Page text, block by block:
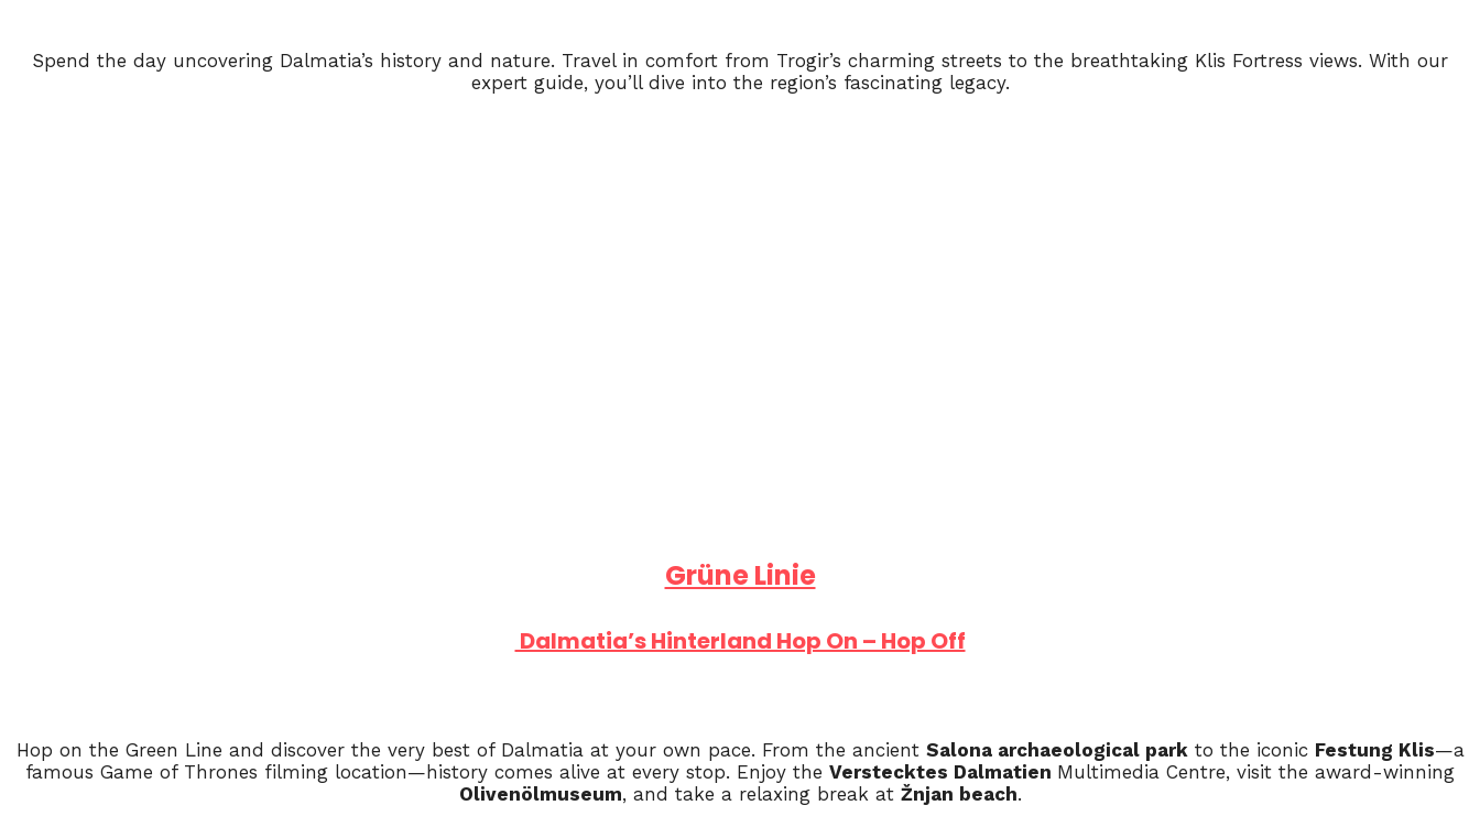
Spend the day uncovering Dalmatia’s history and nature. Travel in comfort from Trogir’s charming streets to the breathtaking Klis Fortress views. With our
expert guide, you’ll dive into the region’s fascinating legacy.
Grüne Linie
Dalmatia’s Hinterland Hop On – Hop Off
Hop on the Green Line and discover the very best of Dalmatia at your own pace. From the ancient Salona archaeological park to the iconic Festung Klis—a
famous Game of Thrones filming location—history comes alive at every stop. Enjoy the Verstecktes Dalmatien Multimedia Centre, visit the award-winning
Olivenölmuseum, and take a relaxing break at Žnjan beach.